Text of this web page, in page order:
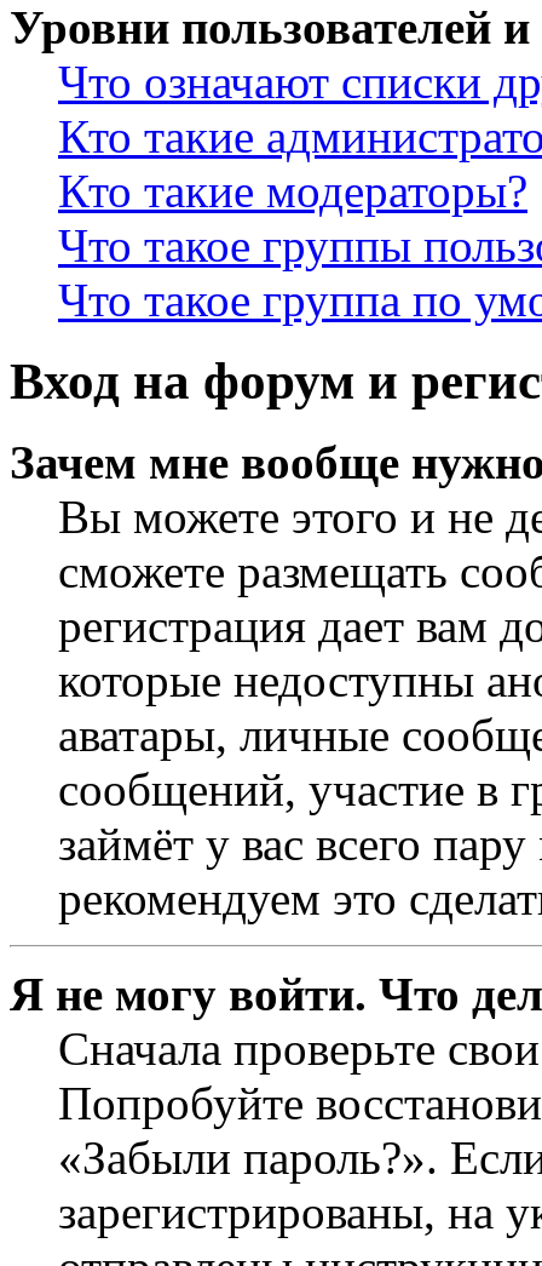
Уровни пользователей
Что означают списки
Кто такие
Кто такие модераторы?
Что такое группы
Что такое группа по
Вход на форум и
Зачем мне вообще
Вы можете этого и не
сможете размещать
регистрация дает вам
которые недоступны
аватары, личные
сообщений, участие в
займёт у вас всего
рекомендуем это
Я не могу войти. Что
Сначала проверьте
Попробуйте
«Забыли пароль?».
зарегистрированы, на